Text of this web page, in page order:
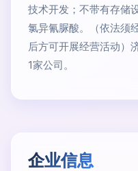
技术开发；不带有存储
氯异氰脲酸。（依法须
后方可开展经营活动）
1家公司。
企业信息